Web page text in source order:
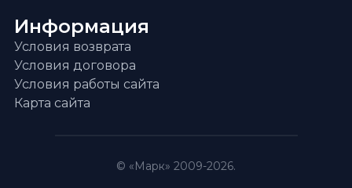
Информация
Условия возврата
Условия договора
Условия работы сайта
Карта сайта
© «Марк» 2009-2026.